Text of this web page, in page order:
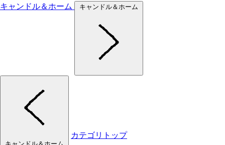
キャンドル＆ホーム
キャンドル＆ホーム
カテゴリトップ